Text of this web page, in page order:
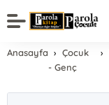
Anasayfa
Çocuk
- Genç